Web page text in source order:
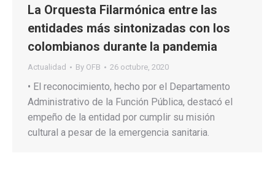
La Orquesta Filarmónica entre las
entidades más sintonizadas con los
colombianos durante la pandemia
Actualidad By OFB 26 octubre, 2020
• El reconocimiento, hecho por el Departamento
Administrativo de la Función Pública, destacó el
empeño de la entidad por cumplir su misión
cultural a pesar de la emergencia sanitaria.